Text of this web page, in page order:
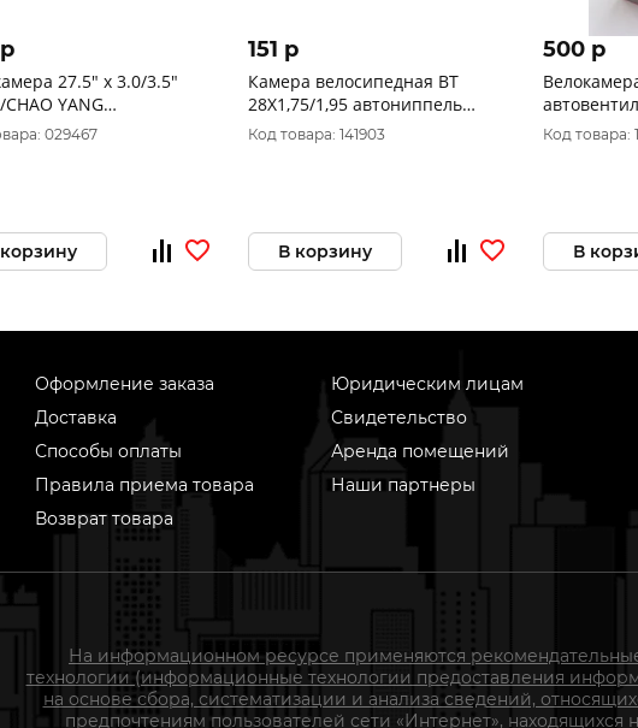
27.5" x 3.0/3.5"
CHAO YANG
(полу FAT BIKE)
029467
151 p
Камера велосипедная BT
28Х1,75/1,95 автониппель
48мм (упак.: коробка)
Код товара: 141903
В корзину
500 p
CHAOYANG/
Код товара:
В
Оформление заказа
Доставка
Способы оплаты
Правила приема товара
Возврат товара
Юридическим лицам
Свидетельство
Аренда помещений
Наши партнеры
На информационном ресурсе применяются
технологии (информационные технологии предоставления
на основе сбора, систематизации и анализа сведений,
предпочтениям пользователей сети «Интернет», находящихся